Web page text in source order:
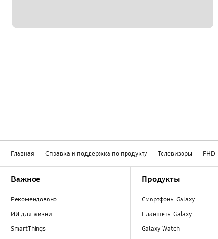
Главная Справка и поддержка по продукту Телевизоры FHD
Важное
Рекомендовано
ИИ для жизни
SmartThings
Продукты
Смартфоны Galaxy
Планшеты Galaxy
Galaxy Watch